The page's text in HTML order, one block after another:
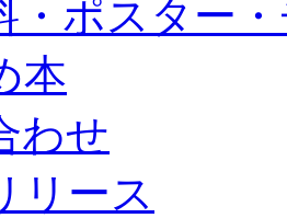
・ポスター
本
わせ
リース